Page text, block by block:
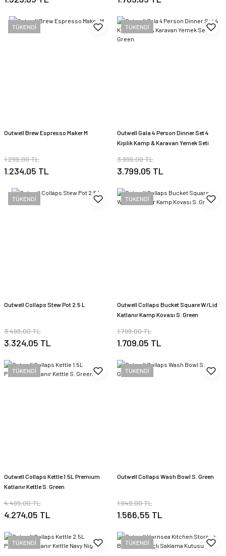
TÜKENDİ
Outwell Brew Espresso Maker M
1.299,00 TL
1.234,05 TL
TÜKENDİ
Outwell Gala 4 Person Dinner Set 4
Kişilik Kamp & Karavan Yemek Seti
3.999,00 TL
3.799,05 TL
TÜKENDİ
Outwell Collaps Stew Pot 2.5 L
3.499,00 TL
3.324,05 TL
TÜKENDİ
Outwell Collaps Bucket Square W/Lid
Katlanır Kamp Kovası S. Green
1.799,00 TL
1.709,05 TL
TÜKENDİ
Outwell Collaps Kettle 1.5L Premium
Katlanır Kettle S. Green
4.499,00 TL
4.274,05 TL
TÜKENDİ
Outwell Collaps Wash Bowl S. Green
1.649,00 TL
1.566,55 TL
TÜKENDİ TÜKENDİ